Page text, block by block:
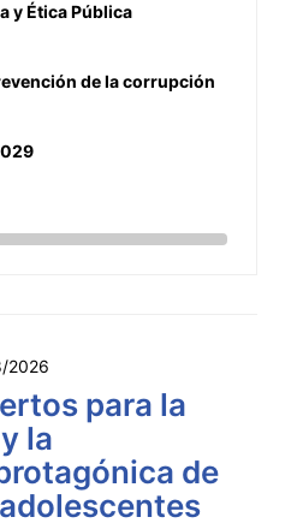
y Ética Pública
de la corrupción
2026
para la
la
de